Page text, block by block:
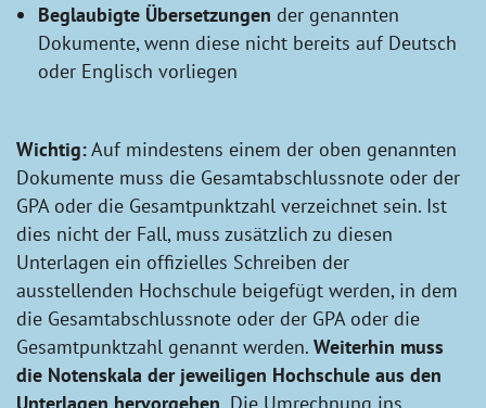
Beglaubigte Übersetzungen der genannten
Dokumente, wenn diese nicht bereits auf Deutsch
oder Englisch vorliegen
Wichtig:Auf mindestens einem der oben genannten
Dokumente muss die Gesamtabschlussnote oder der
GPA oder die Gesamtpunktzahl verzeichnet sein. Ist
dies nicht der Fall, muss zusätzlich zu diesen
Unterlagen ein offizielles Schreiben der
ausstellenden Hochschule beigefügt werden, in dem
die Gesamtabschlussnote oder der GPA oder die
Gesamtpunktzahl genannt werden. Weiterhin muss
die Notenskala der jeweiligen Hochschule aus den